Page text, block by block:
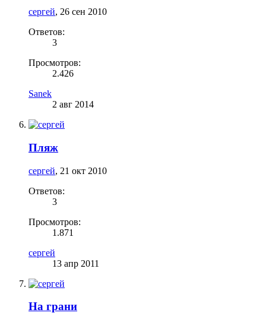
сергей, 26 сен 2010
Ответов:
3
Просмотров:
2.426
Sanek
2 авг 2014
Пляж
сергей, 21 окт 2010
Ответов:
3
Просмотров:
1.871
сергей
13 апр 2011
На грани